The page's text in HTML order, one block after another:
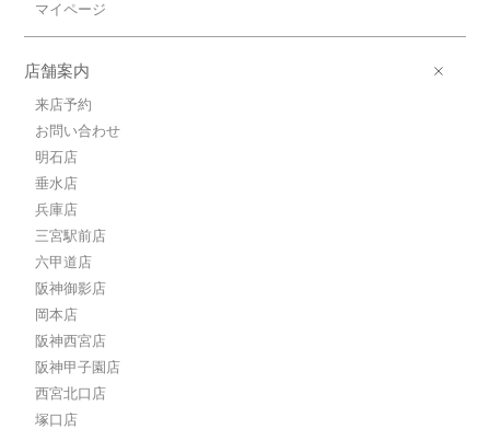
マイページ
店舗案内
来店予約
お問い合わせ
明石店
垂水店
兵庫店
三宮駅前店
六甲道店
阪神御影店
岡本店
阪神西宮店
阪神甲子園店
西宮北口店
塚口店